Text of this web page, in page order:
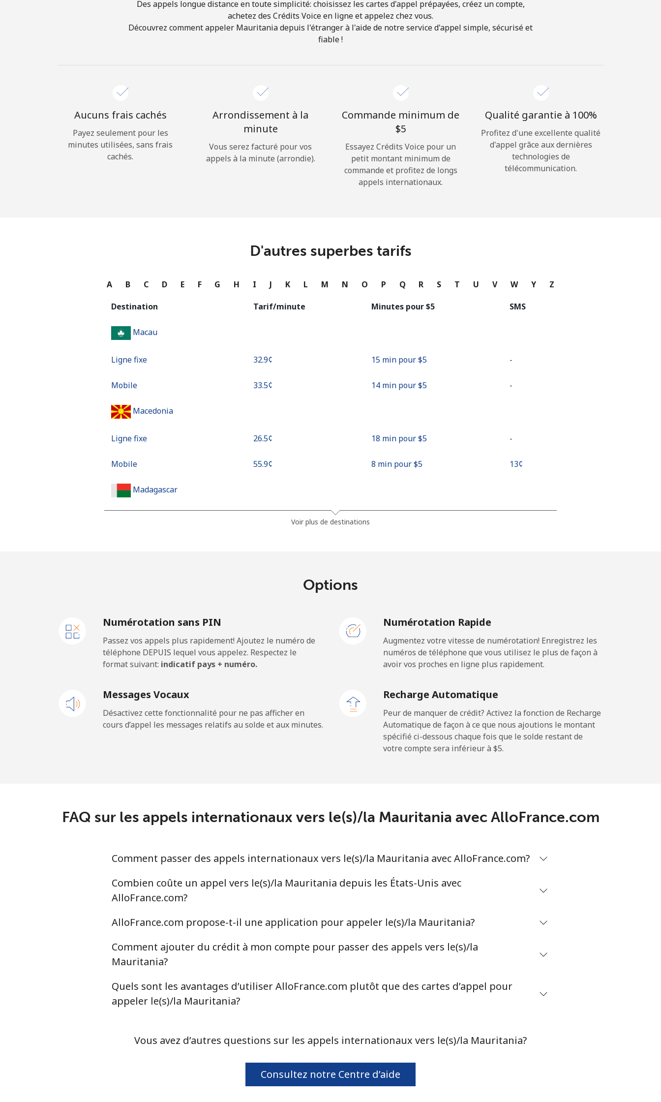
Bonjour!
Rappel du mot de passe →
Continue avec
Des appels longue distance en toute simplicité: choisissez les cartes d'appel prépayées, créez un compte,
achetez des Crédits Voice en ligne et appelez chez vous.
Découvrez comment appeler Mauritania depuis l'étranger à l'aide de notre service d'appel simple, sécurisé et
fiable !
Aucuns frais cachés
Payez seulement pour les
minutes utilisées, sans frais
cachés.
Arrondissement à la
minute
Vous serez facturé pour vos
appels à la minute (arrondie).
Commande minimum de
⁦$5⁩
Essayez Crédits Voice pour un
petit montant minimum de
commande et profitez de longs
appels internationaux.
Qualité garantie à 100%
Profitez d'une excellente qualité
d'appel grâce aux dernières
technologies de
télécommunication.
D'autres superbes tarifs
A B C D E F G H I J K L M N O P Q R S T U V W Y Z
Destination Tarif/minute Minutes pour ⁦$5⁩ SMS
Macau
Ligne fixe ⁦32.9¢⁩ 15 min pour ⁦$5⁩ -
Mobile ⁦33.5¢⁩ 14 min pour ⁦$5⁩ -
Macedonia
Ligne fixe ⁦26.5¢⁩ 18 min pour ⁦$5⁩ -
Mobile ⁦55.9¢⁩ 8 min pour ⁦$5⁩ ⁦13¢⁩
Madagascar
Mobile 8 min pour ⁦$5⁩
Malaysia
Mobile 333 min pour ⁦$5⁩
Maldives
4 min pour ⁦$5⁩
Mobile ⁦53.9¢⁩ 9 min pour ⁦$5⁩ ⁦17¢⁩
Malta
Mariana Islands
All country ⁦10.5¢⁩ 47 min pour ⁦$5⁩ -
Ligne fixe ⁦32.9¢⁩ 15 min pour ⁦$5⁩ -
15 min pour ⁦$5⁩
Voir plus de destinations
Options
Numérotation sans PIN
Passez vos appels plus rapidement! Ajoutez le numéro de
téléphone DEPUIS lequel vous appelez. Respectez le
format suivant: indicatif pays + numéro.
Numérotation Rapide
Augmentez votre vitesse de numérotation! Enregistrez les
numéros de téléphone que vous utilisez le plus de façon à
avoir vos proches en ligne plus rapidement.
Messages Vocaux
Désactivez cette fonctionnalité pour ne pas afficher en
cours d’appel les messages relatifs au solde et aux minutes.
Recharge Automatique
Peur de manquer de crédit? Activez la fonction de Recharge
Automatique de façon à ce que nous ajoutions le montant
spécifié ci-dessous chaque fois que le solde restant de
votre compte sera inférieur à ⁦$5⁩.
FAQ sur les appels internationaux vers le(s)/la Mauritania avec AlloFrance.com
Comment passer des appels internationaux vers le(s)/la Mauritania avec AlloFrance.com?
Combien coûte un appel vers le(s)/la Mauritania depuis les États-Unis avec
AlloFrance.com?
AlloFrance.com propose-t-il une application pour appeler le(s)/la Mauritania?
Comment ajouter du crédit à mon compte pour passer des appels vers le(s)/la
Mauritania?
Quels sont les avantages d’utiliser AlloFrance.com plutôt que des cartes d’appel pour
appeler le(s)/la Mauritania?
Vous avez d’autres questions sur les appels internationaux vers le(s)/la Mauritania?
Consultez notre Centre d’aide